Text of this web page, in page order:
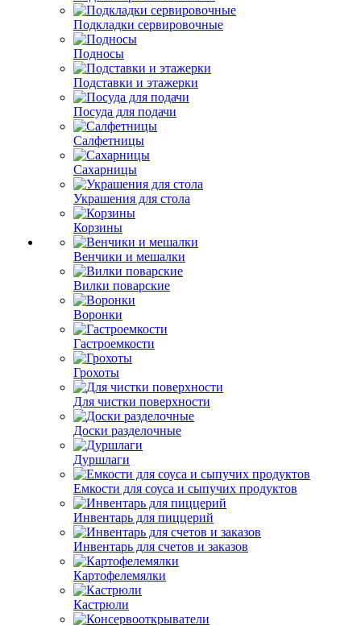
Подкладки сервировочные
Подносы
Подставки и этажерки
Посуда для подачи
Салфетницы
Сахарницы
Украшения для стола
Корзины
Венчики и мешалки
Вилки поварские
Воронки
Гастроемкости
Грохоты
Для чистки поверхности
Доски разделочные
Дуршлаги
Емкости для соуса и сыпучих продуктов
Инвентарь для пиццерий
Инвентарь для счетов и заказов
Картофелемялки
Кастрюли